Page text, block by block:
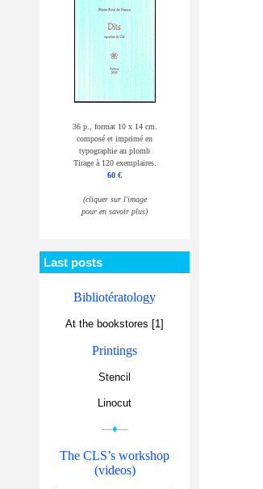
36 p., format 10 x 14 cm.
composé et imprimé en
typographie au plomb
Tirage à 120 exemplaires.
60 €
(cliquer sur l'image
pour en savoir plus)
Last posts
Bibliotératology
At the bookstores [1]
Printings
Stencil
Linocut
—♦—
The CLS’s workshop
(videos)